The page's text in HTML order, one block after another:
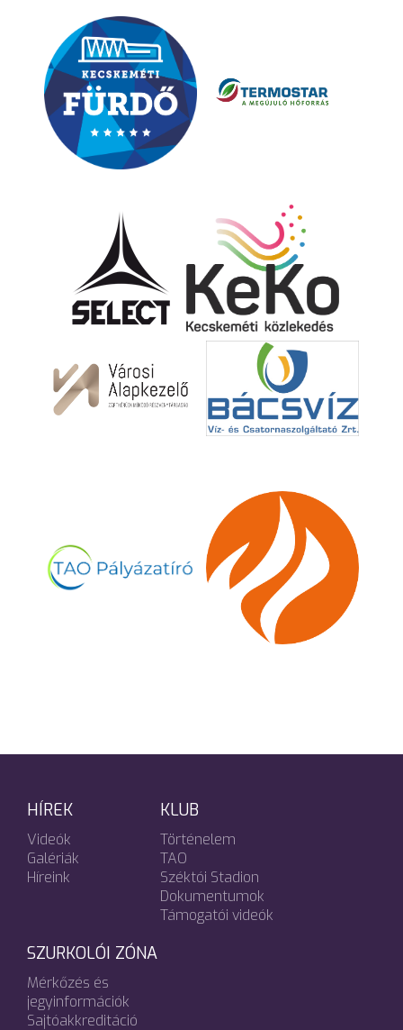
HÍREK
Videók
Galériák
Híreink
KLUB
Történelem
TAO
Széktói Stadion
Dokumentumok
Támogatói videók
SZURKOLÓI ZÓNA
Mérkőzés és
jegyinformációk
Sajtóakkreditáció